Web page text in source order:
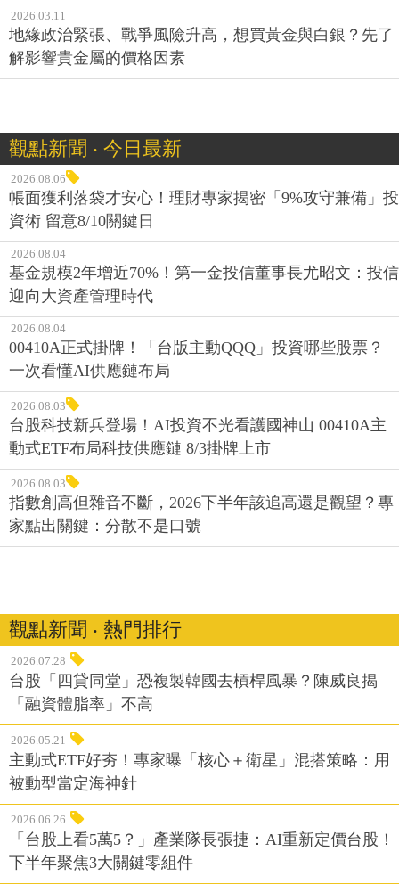
2026.03.11
地緣政治緊張、戰爭風險升高，想買黃金與白銀？先了
解影響貴金屬的價格因素
觀點新聞 ‧ 今日最新
2026.08.06
帳面獲利落袋才安心！理財專家揭密「9%攻守兼備」投
資術 留意8/10關鍵日
2026.08.04
基金規模2年增近70%！第一金投信董事長尤昭文：投信
迎向大資產管理時代
2026.08.04
00410A正式掛牌！「台版主動QQQ」投資哪些股票？
一次看懂AI供應鏈布局
2026.08.03
台股科技新兵登場！AI投資不光看護國神山 00410A主
動式ETF布局科技供應鏈 8/3掛牌上市
2026.08.03
指數創高但雜音不斷，2026下半年該追高還是觀望？專
家點出關鍵：分散不是口號
觀點新聞 ‧ 熱門排行
2026.07.28
台股「四貸同堂」恐複製韓國去槓桿風暴？陳威良揭
「融資體脂率」不高
2026.05.21
主動式ETF好夯！專家曝「核心＋衛星」混搭策略：用
被動型當定海神針
2026.06.26
「台股上看5萬5？」產業隊長張捷：AI重新定價台股！
下半年聚焦3大關鍵零組件